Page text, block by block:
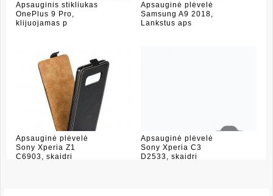
Apsauginis stikliukas
OnePlus 9 Pro,
klijuojamas p
Apsauginė plėvelė
Samsung A9 2018,
Lankstus aps
Apsauginė plėvelė
Sony Xperia Z1
C6903, skaidri
Apsauginė plėvelė
Sony Xperia C3
D2533, skaidri